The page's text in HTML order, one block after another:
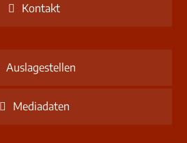
Kontakt
Auslagestellen
Mediadaten